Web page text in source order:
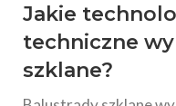
Jakie
techniczne
szklane?